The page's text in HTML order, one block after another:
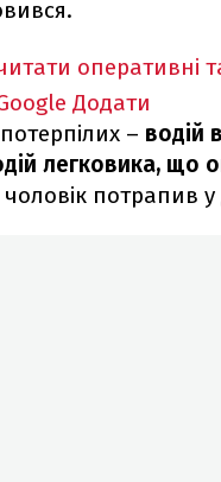
оперативні
Додати
– водій
легковика, що
потрапив